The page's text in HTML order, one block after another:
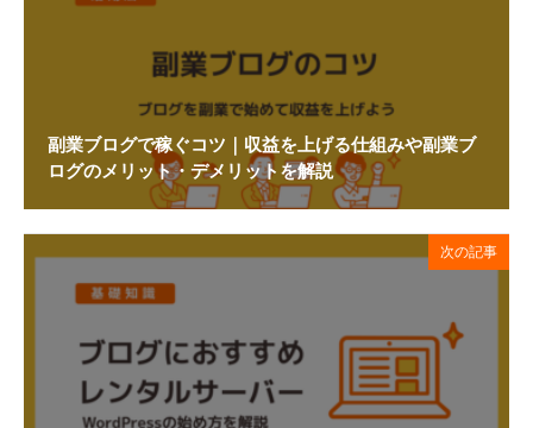
副業ブログで稼ぐコツ｜収益を上げる仕組みや副業ブ
ログのメリット・デメリットを解説
次の記事